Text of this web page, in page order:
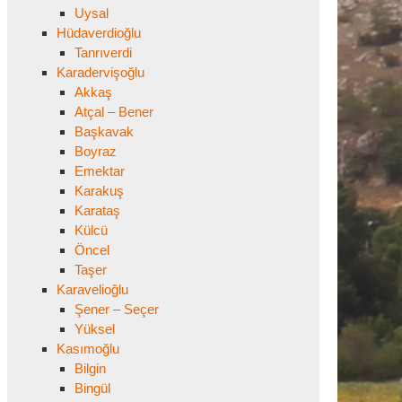
Uysal
Hüdaverdioğlu
Tanrıverdi
Karadervişoğlu
Akkaş
Atçal – Bener
Başkavak
Boyraz
Emektar
Karakuş
Karataş
Külcü
Öncel
Taşer
Karavelioğlu
Şener – Seçer
Yüksel
Kasımoğlu
Bilgin
Bingül